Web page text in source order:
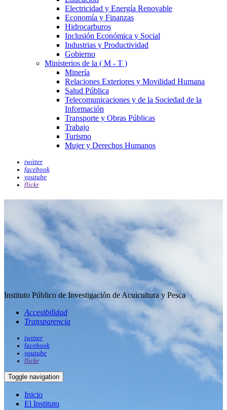
Electricidad y Energía Renovable
Economía y Finanzas
Hidrocarburos
Inclusión Económica y Social
Industrias y Productividad
Gobierno
Ministerios de la ( M - T )
Minería
Relaciones Exteriores y Movilidad Humana
Salud Pública
Telecomunicaciones y de la Sociedad de la
Información
Transporte y Obras Públicas
Trabajo
Turismo
Mujer y Derechos Humanos
twitter
facebook
youtube
flickr
Instituto Público de Investigación de Acuicultura y Pesca
Accesibilidad
Transparencia
twitter
facebook
youtube
flickr
Toggle navigation
Inicio
El Instituto